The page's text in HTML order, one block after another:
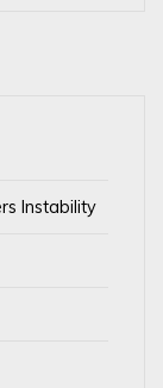
Instability